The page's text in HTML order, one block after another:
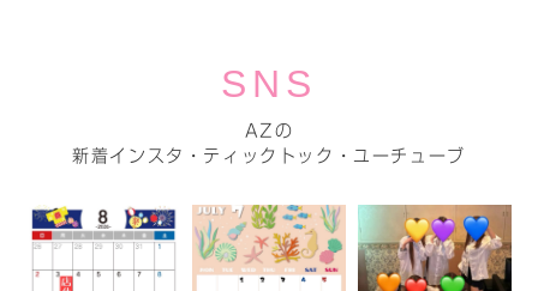
SNS
AZの
新着インスタ・ティックトック・ユーチューブ